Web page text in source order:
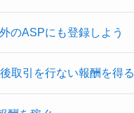
のASPにも登録しよう
取引を行ない報酬を得る